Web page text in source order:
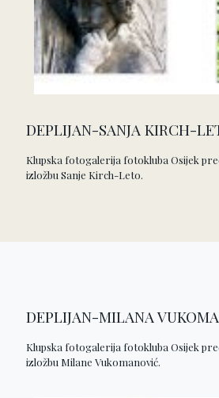
DEPLIJAN-SANJA KIRCH-
Klupska fotogalerija fotokluba Osijek
izložbu Sanje Kirch-Leto.
DEPLIJAN-MILANA
Klupska fotogalerija fotokluba Osijek
izložbu Milane Vukomanović.